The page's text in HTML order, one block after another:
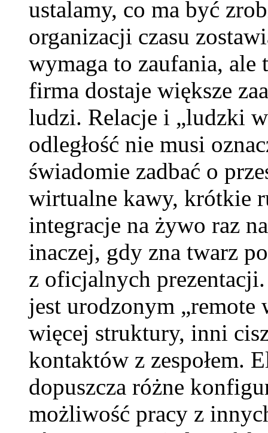
ustalamy, co ma być
organizacji czasu
wymaga to zaufania, ale
firma dostaje większe
ludzi. Relacje i „ludzki
odległość nie musi
świadomie zadbać o
wirtualne kawy, krótkie
integracje na żywo raz
inaczej, gdy zna twarz
z oficjalnych
jest urodzonym
więcej struktury, inni
kontaktów z zespołem.
dopuszcza różne
możliwość pracy z